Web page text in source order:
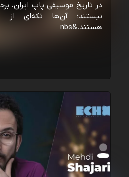
در تاریخ موسیقی پاپ ایران،
نیستند؛ آن‌ها تکه‌ای
هستند.&nbs